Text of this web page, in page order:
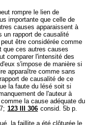
rompre le lien de
importante que celle de
causes apparaissent à
un rapport de causalité
être considérée comme
que ces autres causes
comparer l'intensité des
s'impose de manière si
apparaître comme sans
de causalité de ce
la faute du lésé soit si
de l'auteur à
la cause adéquate du
123 III 306 consid. 5b p.
la faillite a été clôturée le